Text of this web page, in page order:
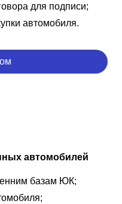
для подписи;
автомобиля.
автомобилей
базам ЮК;